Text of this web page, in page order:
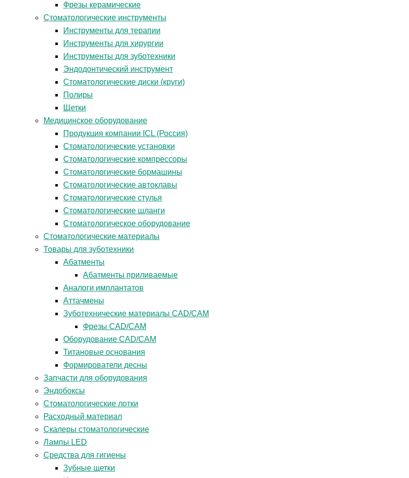
Фрезы керамические
Стоматологические инструменты
Инструменты для терапии
Инструменты для хирургии
Инструменты для зуботехники
Эндодонтический инструмент
Стоматологические диски (круги)
Полиры
Щетки
Медицинское оборудование
Продукция компании ICL (Россия)
Стоматологические установки
Стоматологические компрессоры
Стоматологические бормашины
Стоматологические автоклавы
Стоматологические стулья
Стоматологические шланги
Стоматологическое оборудование
Стоматологические материалы
Товары для зуботехники
Абатменты
Абатменты приливаемые
Аналоги имплантатов
Аттачмены
Зуботехнические материалы CAD/CAM
Фрезы CAD/CAM
Оборудование CAD/CAM
Титановые основания
Формирователи десны
Запчасти для оборудования
Эндобоксы
Стоматологические лотки
Расходный материал
Скалеры стоматологические
Лампы LED
Средства для гигиены
Зубные щетки